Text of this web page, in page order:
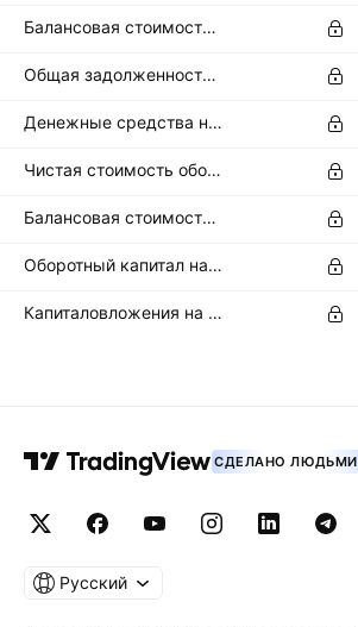
Балансовая стоимость на акцию
Общая задолженность на акцию
Денежные средства на акцию
Чистая стоимость оборотных активов на акцию
Балансовая стоимость материальных активов на акцию
Оборотный капитал на акцию
Капиталовложения на акцию
СДЕЛАНО ЛЮДЬМИ
Русский